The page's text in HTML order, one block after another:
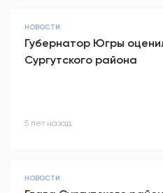
НОВОСТИ
Губернатор Югры
Сургутского района
5 лет назад
НОВОСТИ